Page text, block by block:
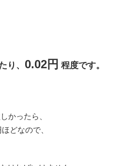
り、 0.02円 程度です。
かったら、
どなので、